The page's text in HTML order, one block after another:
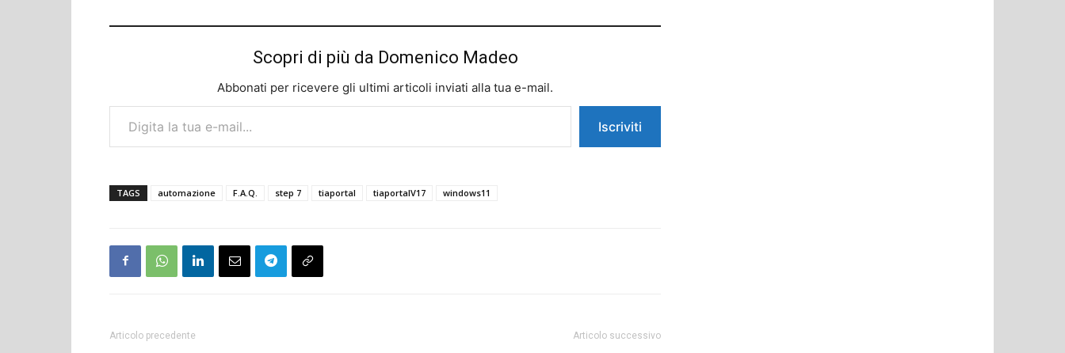
Scopri di più da Domenico Madeo
Abbonati per ricevere gli ultimi articoli inviati alla tua e-mail.
Digita la tua e-mail...
Iscriviti
TAGS automazione F.A.Q. step 7 tiaportal tiaportalV17 windows11
Articolo precedente Articolo successivo